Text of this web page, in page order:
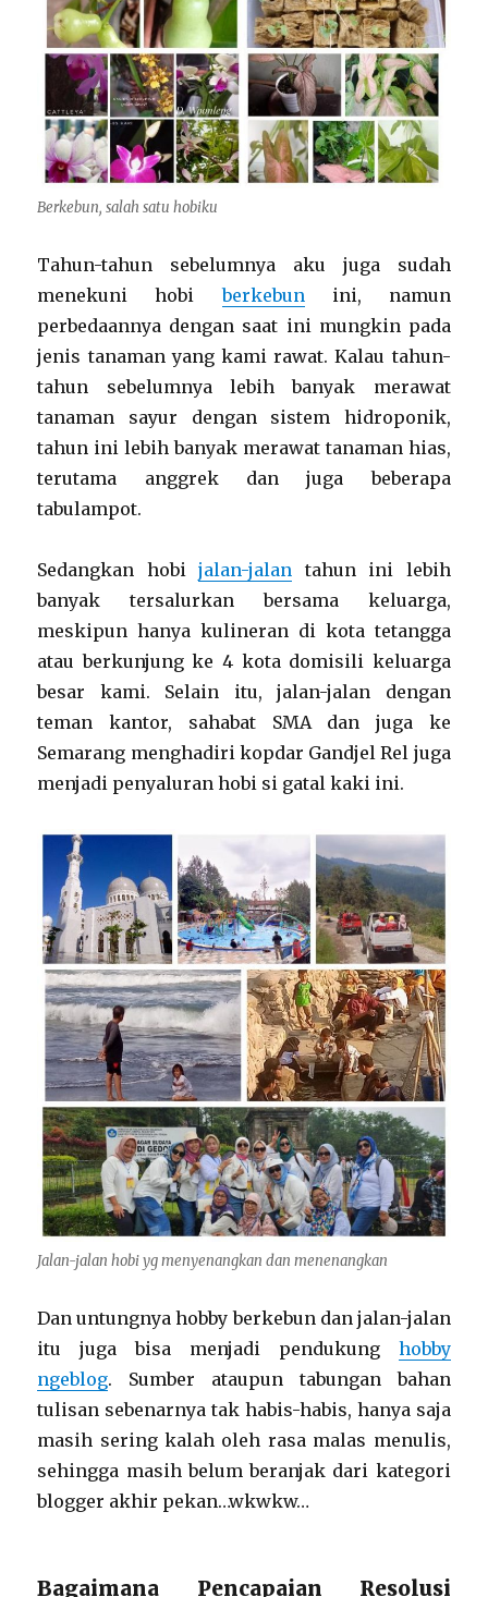
Berkebun, salah satu hobiku
Tahun-tahun sebelumnya aku juga sudah
menekuni hobiberkebunini, namun
perbedaannya dengan saat ini mungkin pada
jenis tanaman yang kami rawat. Kalau tahun-
tahun sebelumnya lebih banyak merawat
tanaman sayur dengan sistem hidroponik,
tahun ini lebih banyak merawat tanaman hias,
terutama anggrek dan juga beberapa
tabulampot.
Sedangkan hobijalan-jalan tahun ini lebih
banyak tersalurkan bersama keluarga,
meskipun hanya kulineran di kota tetangga
atau berkunjung ke 4 kota domisili keluarga
besar kami. Selain itu, jalan-jalan dengan
teman kantor, sahabat SMA dan juga ke
Semarang menghadiri kopdar Gandjel Rel juga
menjadi penyaluran hobi si gatal kaki ini.
Jalan-jalan hobi yg menyenangkan dan menenangkan
Dan untungnya hobby berkebun dan jalan-jalan
itu juga bisa menjadi pendukung hobby
ngeblog. Sumber ataupun tabungan bahan
tulisan sebenarnya tak habis-habis, hanya saja
masih sering kalah oleh rasa malas menulis,
sehingga masih belum beranjak dari kategori
blogger akhir pekan…wkwkw…
Bagaimana Pencapaian Resolusi